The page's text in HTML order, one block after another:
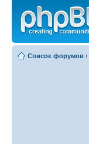
Список форумов ‹